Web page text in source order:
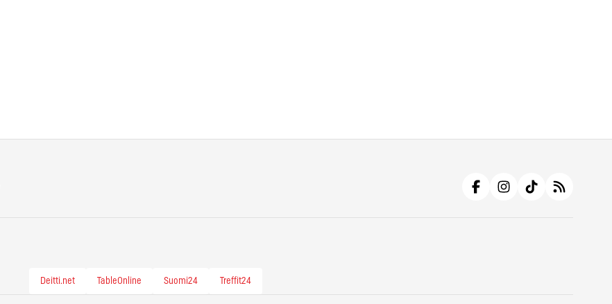
Deitti.net TableOnline Suomi24 Treffit24